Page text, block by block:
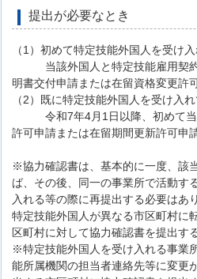
提出が必要なとき
（1）初めて特定技能外国人を受け
当該外国人と特定技能雇用契約
明書交付申請または在留資格変更許
（2）既に特定技能外国人を受け入
令和7年4月1日以降、初めて当
許可申請または在留期間更新許可申
※協力確認書は、基本的に一度、該
ば、その後、同一の事業所で活動す
入れる等の際に再提出する必要はあ
特定技能外国人が異なる市区町村に
区町村に対して協力確認書を提出す
※特定技能外国人を受け入れる事業
能所属機関の担当者連絡先等に変更